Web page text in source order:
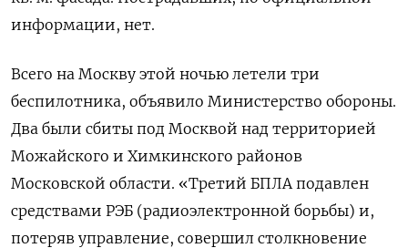
информации, нет.
Всего на Москву этой ночью летели три
беспилотника, объявило Министерство обороны.
Два были сбиты под Москвой над территорией
Можайского и Химкинского районов
Московской области. «Третий БПЛА подавлен
средствами РЭБ (радиоэлектронной борьбы) и,
потеряв управление, совершил столкновение